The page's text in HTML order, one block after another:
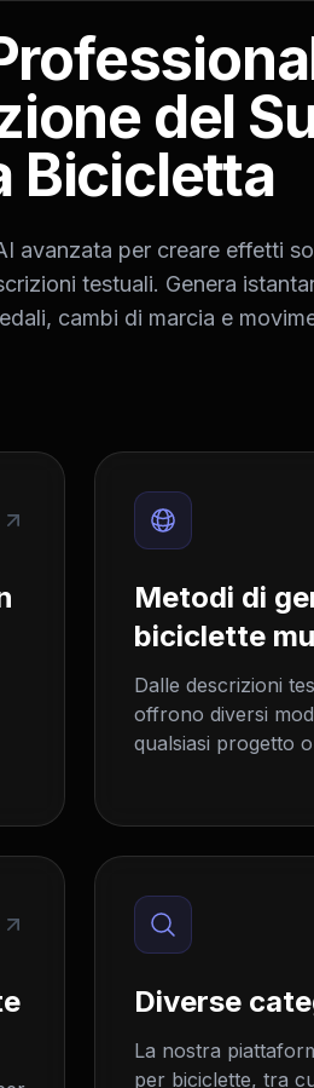
del
Bicicletta
avanzata per creare effetti
testuali. Genera
cambi di marcia e
Metodi di
biciclette
Dalle descrizioni
offrono diversi
qualsiasi progetto
Diverse
La nostra
per biciclette, tra